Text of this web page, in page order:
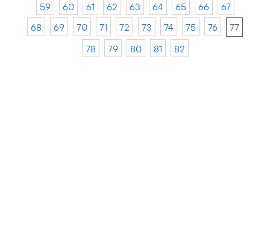
59
60 61 62 63 64 65 66
67
68
69 70 71 72 73 74 75 76
77
78
79 80 81 82